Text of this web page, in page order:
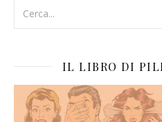
IL LIBRO DI